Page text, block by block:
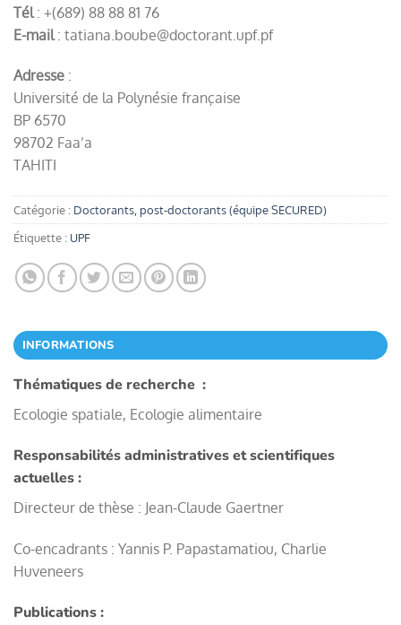
Tél: +(689) 88 88 81 76
E-mail: tatiana.boube@doctorant.upf.pf
Adresse :
Université de la Polynésie française
BP 6570
98702 Faa’a
TAHITI
Catégorie : Doctorants, post-doctorants (équipe SECURED)
Étiquette : UPF
INFORMATIONS
Thématiques de recherche :
Ecologie spatiale, Ecologie alimentaire
Responsabilités administratives et scientifiques
actuelles :
Directeur de thèse : Jean-Claude Gaertner
Co-encadrants : Yannis P. Papastamatiou, Charlie
Huveneers
Publications :